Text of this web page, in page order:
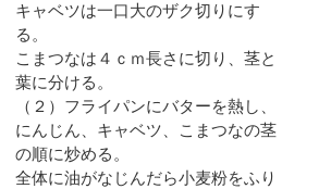
キャベツは一口大のザク切りにす
る。
こまつなは４ｃｍ長さに切り、茎と
葉に分ける。
（２）フライパンにバターを熱し、
にんじん、キャベツ、こまつなの茎
の順に炒める。
全体に油がなじんだら小麦粉をふり